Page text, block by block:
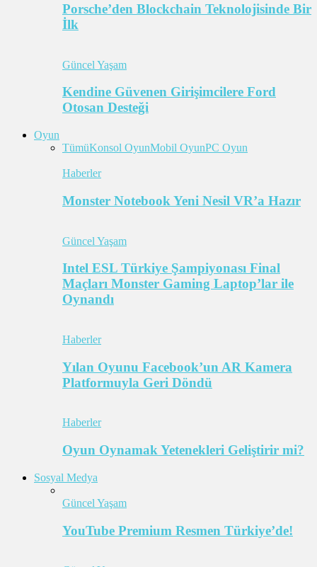
Porsche’den Blockchain Teknolojisinde Bir
İlk
Güncel Yaşam
Kendine Güvenen Girişimcilere Ford
Otosan Desteği
Oyun
TümüKonsol OyunMobil OyunPC Oyun
Haberler
Monster Notebook Yeni Nesil VR’a Hazır
Güncel Yaşam
Intel ESL Türkiye Şampiyonası Final
Maçları Monster Gaming Laptop’lar ile
Oynandı
Haberler
Yılan Oyunu Facebook’un AR Kamera
Platformuyla Geri Döndü
Haberler
Oyun Oynamak Yetenekleri Geliştirir mi?
Sosyal Medya
Güncel Yaşam
YouTube Premium Resmen Türkiye’de!